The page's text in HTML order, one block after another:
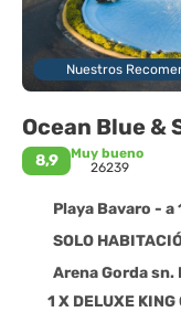
Nuestros
Ocean Blue &
8,9
Muy bueno
26239
Playa Bavaro -
SOLO
Arena Gorda sn. Playa
1 X DELUXE